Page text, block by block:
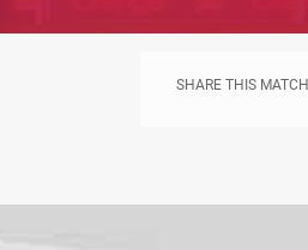
SHARE THIS MATCH